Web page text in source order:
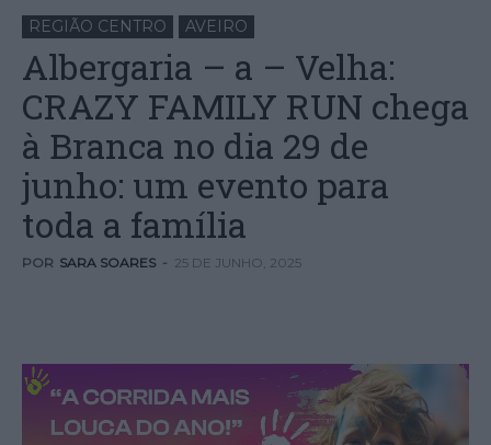
REGIÃO CENTRO AVEIRO
Albergaria – a – Velha:
CRAZY FAMILY RUN chega
à Branca no dia 29 de
junho: um evento para
toda a família
POR SARA SOARES - 25 DE JUNHO, 2025